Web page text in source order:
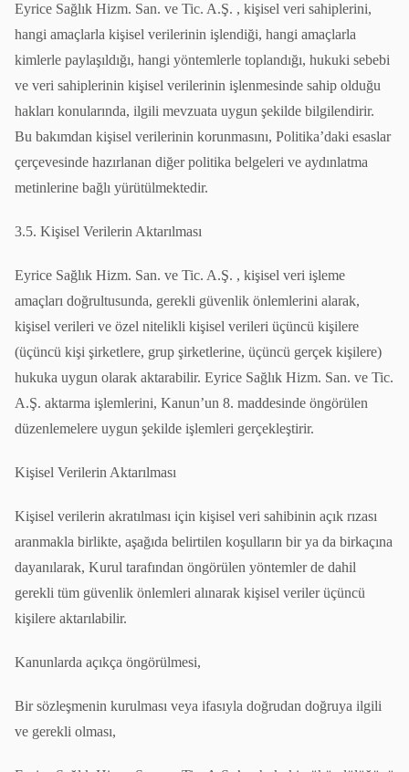
Eyrice Sağlık Hizm. San. ve Tic. A.Ş. , kişisel veri sahiplerini,
hangi amaçlarla kişisel verilerinin işlendiği, hangi amaçlarla
kimlerle paylaşıldığı, hangi yöntemlerle toplandığı, hukuki sebebi
ve veri sahiplerinin kişisel verilerinin işlenmesinde sahip olduğu
hakları konularında, ilgili mevzuata uygun şekilde bilgilendirir.
Bu bakımdan kişisel verilerinin korunmasını, Politika’daki esaslar
çerçevesinde hazırlanan diğer politika belgeleri ve aydınlatma
metinlerine bağlı yürütülmektedir.
3.5. Kişisel Verilerin Aktarılması
Eyrice Sağlık Hizm. San. ve Tic. A.Ş. , kişisel veri işleme
amaçları doğrultusunda, gerekli güvenlik önlemlerini alarak,
kişisel verileri ve özel nitelikli kişisel verileri üçüncü kişilere
(üçüncü kişi şirketlere, grup şirketlerine, üçüncü gerçek kişilere)
hukuka uygun olarak aktarabilir. Eyrice Sağlık Hizm. San. ve Tic.
A.Ş. aktarma işlemlerini, Kanun’un 8. maddesinde öngörülen
düzenlemelere uygun şekilde işlemleri gerçekleştirir.
Kişisel Verilerin Aktarılması
Kişisel verilerin akratılması için kişisel veri sahibinin açık rızası
aranmakla birlikte, aşağıda belirtilen koşulların bir ya da birkaçına
dayanılarak, Kurul tarafından öngörülen yöntemler de dahil
gerekli tüm güvenlik önlemleri alınarak kişisel veriler üçüncü
kişilere aktarılabilir.
Kanunlarda açıkça öngörülmesi,
Bir sözleşmenin kurulması veya ifasıyla doğrudan doğruya ilgili
ve gerekli olması,